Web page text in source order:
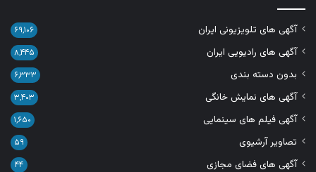
آگهی های تلویزیونی ایران ۶۹,۱۰۶
آگهی های رادیویی ایران ۸,۴۴۵
بدون دسته بندی ۶,۳۳۳
آگهی های نمایش خانگی ۳,۴۰۳
آگهی فیلم های سینمایی ۱,۶۵۰
تصاویر آرشیوی ۵۹
آگهی های فضای مجازی ۴۴